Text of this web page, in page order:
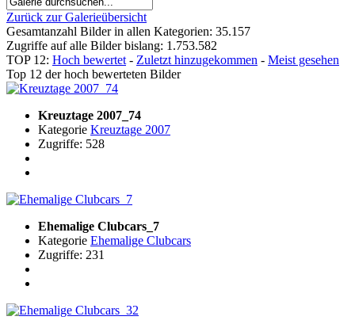
Zurück zur Galerieübersicht
Gesamtanzahl Bilder in allen Kategorien: 35.157
Zugriffe auf alle Bilder bislang: 1.753.582
TOP 12: Hoch bewertet - Zuletzt hinzugekommen - Meist gesehen
Top 12 der hoch bewerteten Bilder
Kreuztage 2007_74
Kategorie Kreuztage 2007
Zugriffe: 528
Ehemalige Clubcars_7
Kategorie Ehemalige Clubcars
Zugriffe: 231